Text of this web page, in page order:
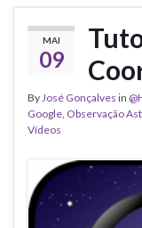
MAI
09
ByJosé Gonçalves in
Google, Observação
Vídeos